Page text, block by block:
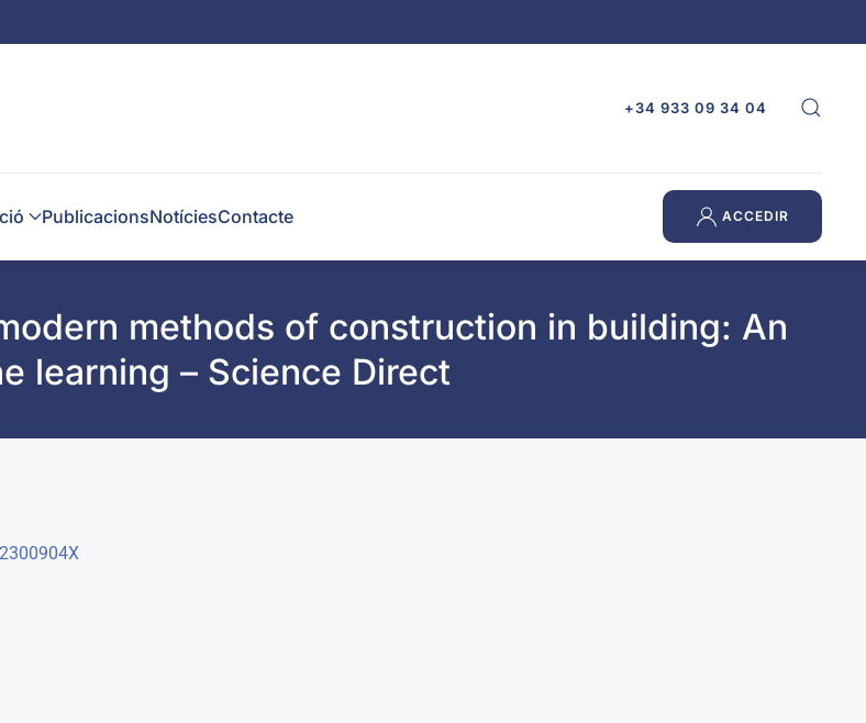
+34 933 09 34 04
PublicacionsNotíciesContacte ACCEDIR
methods of construction in building: An
learning – Science Direct